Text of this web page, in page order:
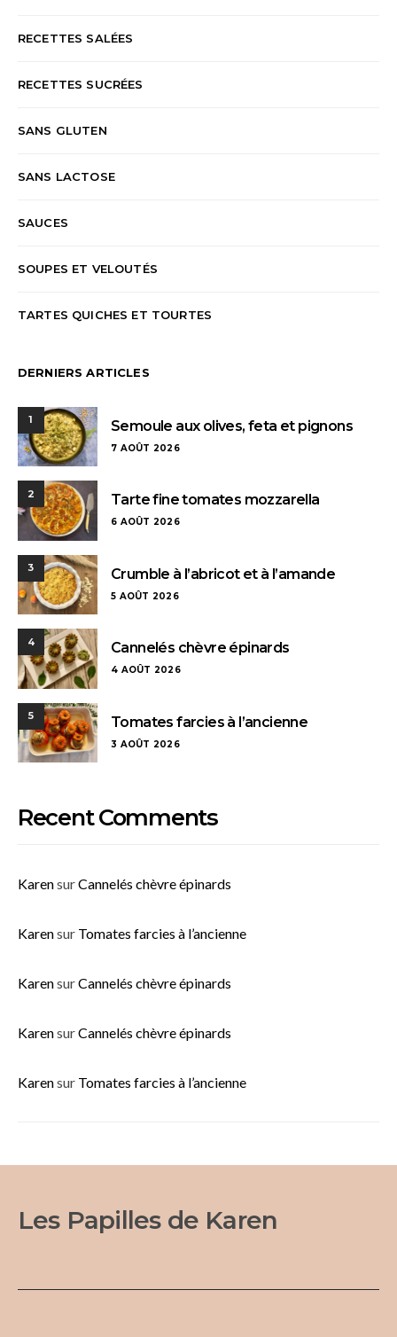
RECETTES SALÉES
RECETTES SUCRÉES
SANS GLUTEN
SANS LACTOSE
SAUCES
SOUPES ET VELOUTÉS
TARTES QUICHES ET TOURTES
DERNIERS ARTICLES
1 Semoule aux olives, feta et pignons
7 AOÛT 2026
2 Tarte fine tomates mozzarella
6 AOÛT 2026
3 Crumble à l’abricot et à l’amande
5 AOÛT 2026
4 Cannelés chèvre épinards
4 AOÛT 2026
5 Tomates farcies à l’ancienne
3 AOÛT 2026
Recent Comments
KarensurCannelés chèvre épinards
Karensur Tomates farcies à l’ancienne
KarensurCannelés chèvre épinards
KarensurCannelés chèvre épinards
Karensur Tomates farcies à l’ancienne
Les Papilles de Karen